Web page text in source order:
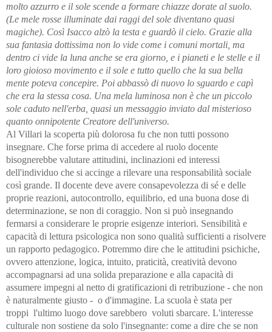
molto azzurro e il sole scende a formare chiazze dorate al suolo.
(Le mele rosse illuminate dai raggi del sole diventano quasi
magiche). Così Isacco alzò la testa e guardò il cielo. Grazie alla
sua fantasia dottissima non lo vide come i comuni mortali, ma
dentro ci vide la luna anche se era giorno, e i pianeti e le stelle e il
loro gioioso movimento e il sole e tutto quello che la sua bella
mente poteva concepire. Poi abbassò di nuovo lo sguardo e capì
che era la stessa cosa. Una mela luminosa non è che un piccolo
sole caduto nell'erba, quasi un messaggio inviato dal misterioso
quanto onnipotente Creatore dell'universo.
Al Villari la scoperta più dolorosa fu che non tutti possono
insegnare. Che forse prima di accedere al ruolo docente
bisognerebbe valutare attitudini, inclinazioni ed interessi
dell'individuo che si accinge a rilevare una responsabilità sociale
così grande. Il docente deve avere consapevolezza di sé e delle
proprie reazioni, autocontrollo, equilibrio, ed una buona dose di
determinazione, se non di coraggio. Non si può insegnando
fermarsi a considerare le proprie esigenze interiori. Sensibilità e
capacità di lettura psicologica non sono qualità sufficienti a risolvere
un rapporto pedagogico. Potremmo dire che le attitudini psichiche,
ovvero attenzione, logica, intuito, praticità, creatività devono
accompagnarsi ad una solida preparazione e alla capacità di
assumere impegni al netto di gratificazioni di retribuzione - che non
è naturalmente giusto - o d'immagine. La scuola è stata per
troppi l'ultimo luogo dove sarebbero voluti sbarcare. L'interesse
culturale non sostiene da solo l'insegnante: come a dire che se non